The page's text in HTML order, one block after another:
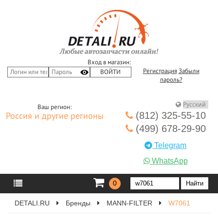
Вход в магазин:
Регистрация Забыли
пароль?
Ваш регион:
Россия и другие регионы
(812) 325-55-10
(499) 678-29-90
Telegram
WhatsApp
0
DETALI.RU Бренды MANN-FILTER W7061